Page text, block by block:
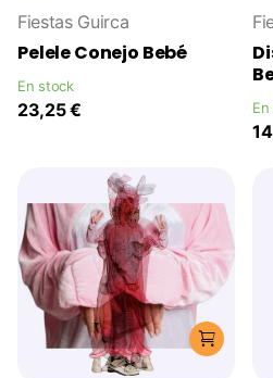
Fiestas Guirca
Pelele Conejo Bebé
En stock
23,25 €